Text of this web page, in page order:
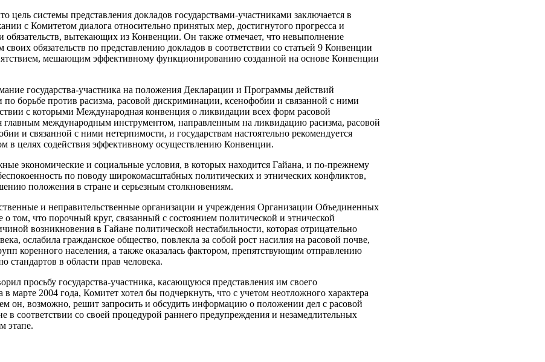
цель системы представления докладов государствами-участниками заключается в
с Комитетом диалога относительно принятых мер, достигнутого прогресса и
обязательств, вытекающих из Конвенции. Он также отмечает, что невыполнение
своих обязательств по представлению докладов в соответствии со статьей 9 Конвенции
мешающим эффективному функционированию созданной на основе Конвенции
государства-участника на положения Декларации и Программы действий
борьбе против расизма, расовой дискриминации, ксенофобии и связанной с ними
с которыми Международная конвенция о ликвидации всех форм расовой
главным международным инструментом, направленным на ликвидацию расизма, расовой
и связанной с ними нетерпимости, и государствам настоятельно рекомендуется
в целях содействия эффективному осуществлению Конвенции.
экономические и социальные условия, в которых находится Гайана, и по‑прежнему
по поводу широкомасштабных политических и этнических конфликтов,
положения в стране и серьезным столкновениям.
и неправительственные организации и учреждения Организации Объединенных
том, что порочный круг, связанный с состоянием политической и этнической
возникновения в Гайане политической нестабильности, которая отрицательно
ослабила гражданское общество, повлекла за собой рост насилия на расовой почве,
коренного населения, а также оказалась фактором, препятствующим отправлению
стандартов в области прав человека.
просьбу государства-участника, касающуюся представления им своего
в марте 2004 года, Комитет хотел бы подчеркнуть, что с учетом неотложного характера
он, возможно, решит запросить и обсудить информацию о положении дел с расовой
в соответствии со своей процедурой раннего предупреждения и незамедлительных
этапе.